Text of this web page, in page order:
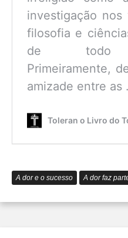
investigação nos
filosofia e
de todo
Primeiramente,
amizade entre as
Toleran o Livro do
A dor e o sucesso A dor faz